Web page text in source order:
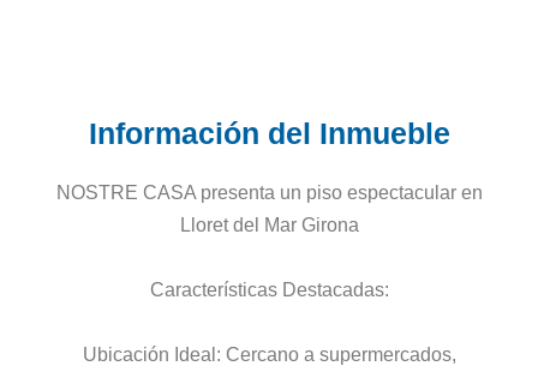
Información del Inmueble
NOSTRE CASA presenta un piso espectacular en
Lloret del Mar Girona
Características Destacadas:
Ubicación Ideal: Cercano a supermercados,